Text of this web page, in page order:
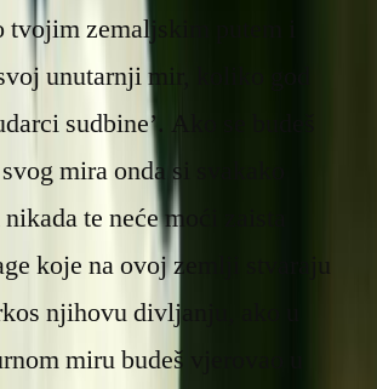
tvojim zemaljskim putem i
unutarnji mir, koliko god
sudbine’. Ako se budeš
mira onda si svakako
te neće moći zaista
koje na ovoj zemlji stvaraju
njihovu divljanju, ako u
miru budeš vjerovao u